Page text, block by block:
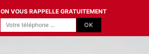
ON VOUS RAPPELLE GRATUITEMENT